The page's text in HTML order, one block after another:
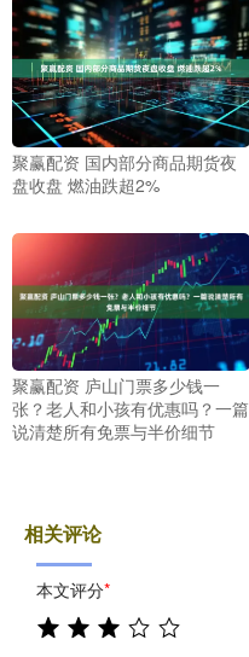
聚赢配资 国内部分商品期货夜
盘收盘 燃油跌超2%
聚赢配资 庐山门票多少钱一
张？老人和小孩有优惠吗？一篇
说清楚所有免票与半价细节
相关评论
本文评分*